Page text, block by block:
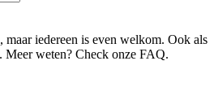
maar iedereen is even welkom. Ook als
Meer weten? Check onze FAQ.